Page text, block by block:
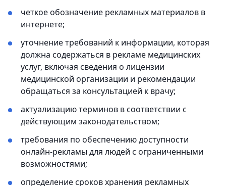
четкое обозначение рекламных материалов в
интернете;
уточнение требований к информации, которая
должна содержаться в рекламе медицинских
услуг, включая сведения о лицензии
медицинской организации и рекомендации
обращаться за консультацией к врачу;
актуализацию терминов в соответствии с
действующим законодательством;
требования по обеспечению доступности
онлайн-рекламы для людей с ограниченными
возможностями;
определение сроков хранения рекламных